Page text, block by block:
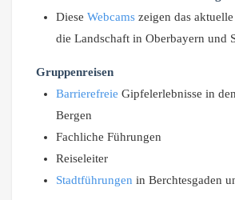
Diese Webcams zeigen das
die Landschaft in Oberbayern und
Gruppenreisen
Barrierefreie Gipfelerlebnisse in
Bergen
Fachliche Führungen
Reiseleiter
Stadtführungen in Berchtesgaden